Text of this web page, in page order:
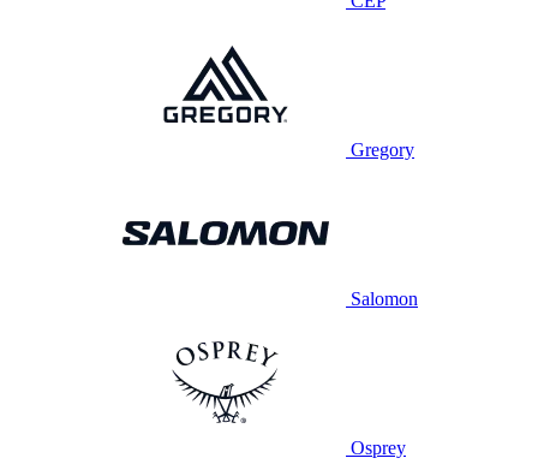
Gregory
Salomon
Osprey